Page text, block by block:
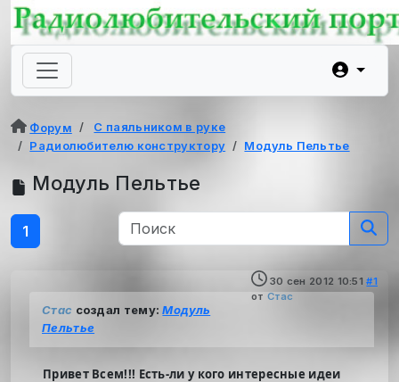
Форум
С паяльником в руке
Радиолюбителю конструктору
Модуль Пельтье
Модуль Пельтье
1
30 сен 2012 10:51 #1
от Стас
Стас создал тему:Модуль
Пельтье
Привет Всем!!! Есть-ли у кого интересные идеи